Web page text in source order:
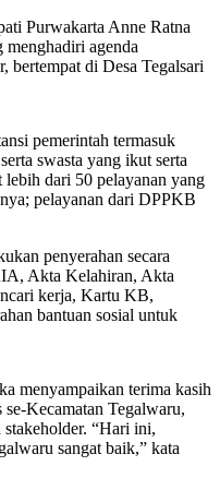
Purwakarta Anne Ratna
agenda
bertempat di Desa Tegalsari
pemerintah termasuk
swasta yang ikut serta
lebih dari 50 pelayanan yang
pelayanan dari DPPKB
penyerahan secara
Akta Kelahiran, Akta
kerja, Kartu KB,
bantuan sosial untuk
menyampaikan terima kasih
Kecamatan Tegalwaru,
“Hari ini,
sangat baik,” kata